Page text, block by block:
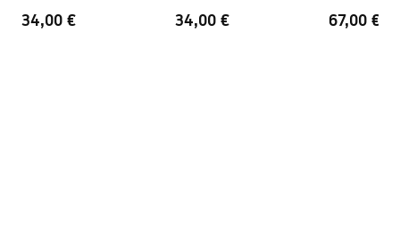
Dengimo technologija
PVD
34,00 € 34,00 € 67,00 €